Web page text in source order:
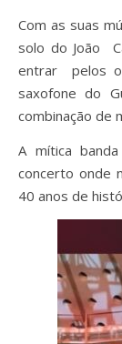
Com as suas
solo do João
entrar pelos
saxofone do
combinação de
A mítica
concerto onde
40 anos de